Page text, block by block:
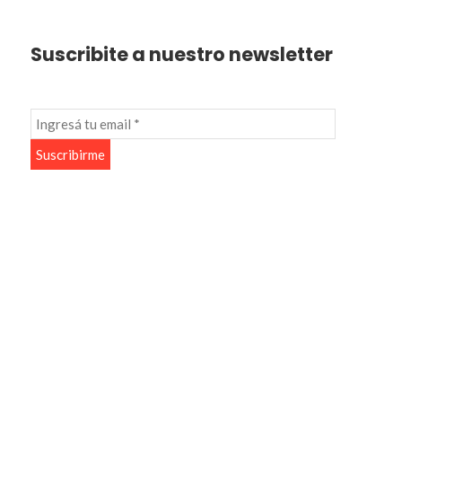
Suscribite a nuestro newsletter